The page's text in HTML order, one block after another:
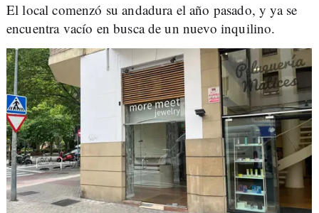
El local comenzó su andadura el año pasado, y ya se
encuentra vacío en busca de un nuevo inquilino.